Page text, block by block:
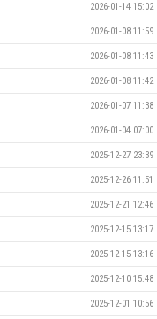
2026-01-14 15:02
2026-01-08 11:59
2026-01-08 11:43
2026-01-08 11:42
2026-01-07 11:38
2026-01-04 07:00
2025-12-27 23:39
2025-12-26 11:51
2025-12-21 12:46
2025-12-15 13:17
2025-12-15 13:16
2025-12-10 15:48
2025-12-01 10:56